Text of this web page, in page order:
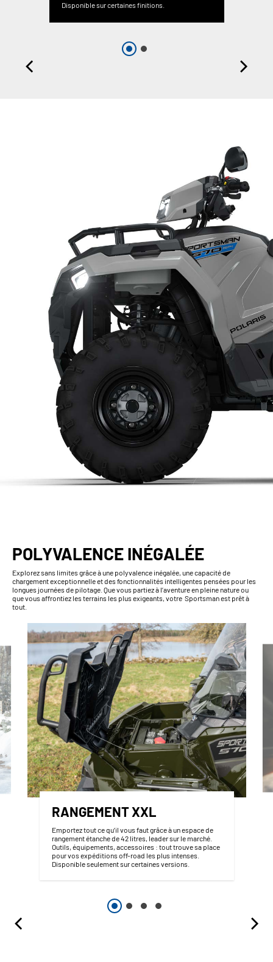
Disponible sur certaines finitions.
POLYVALENCE INÉGALÉE
Explorez sans limites grâce à une polyvalence inégalée, une capacité de
chargement exceptionnelle et des fonctionnalités intelligentes pensées pour les
longues journées de pilotage. Que vous partiez à l’aventure en pleine nature ou
que vous affrontiez les terrains les plus exigeants, votre Sportsman est prêt à
tout.
RANGEMENT XXL
Emportez tout ce qu’il vous faut grâce à un espace de
rangement étanche de 42 litres, leader sur le marché.
Outils, équipements, accessoires : tout trouve sa place
pour vos expéditions off-road les plus intenses.
Disponible seulement sur certaines versions.